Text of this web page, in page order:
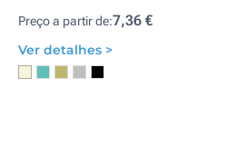
Preço a partir de:7,36 €
Ver detalhes >